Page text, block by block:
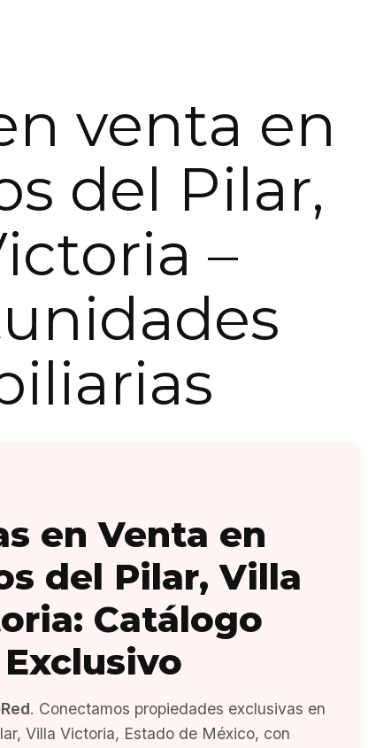
venta en
del Pilar,
–
en Venta en
del Pilar, Villa
Catálogo
Exclusivo
. Conectamos propiedades exclusivas en
Villa Victoria, Estado de México, con